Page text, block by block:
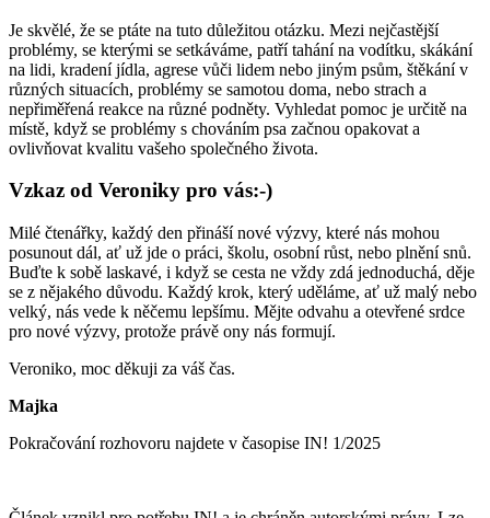
Je skvělé, že se ptáte na tuto důležitou otázku. Mezi nejčastější
problémy, se kterými se setkáváme, patří tahání na vodítku, skákání
na lidi, kradení jídla, agrese vůči lidem nebo jiným psům, štěkání v
různých situacích, problémy se samotou doma, nebo strach a
nepřiměřená reakce na různé podněty. Vyhledat pomoc je určitě na
místě, když se problémy s chováním psa začnou opakovat a
ovlivňovat kvalitu vašeho společného života.
Vzkaz od Veroniky pro vás:-)
Milé čtenářky, každý den přináší nové výzvy, které nás mohou
posunout dál, ať už jde o práci, školu, osobní růst, nebo plnění snů.
Buďte k sobě laskavé, i když se cesta ne vždy zdá jednoduchá, děje
se z nějakého důvodu. Každý krok, který uděláme, ať už malý nebo
velký, nás vede k něčemu lepšímu. Mějte odvahu a otevřené srdce
pro nové výzvy, protože právě ony nás formují.
Veroniko, moc děkuji za váš čas.
Majka
Pokračování rozhovoru najdete v časopise IN! 1/2025